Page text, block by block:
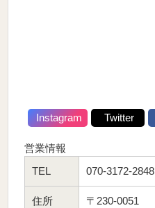
Instagram Twitter
営業情報
TEL
070-3172-2848
住所
〒230-0051